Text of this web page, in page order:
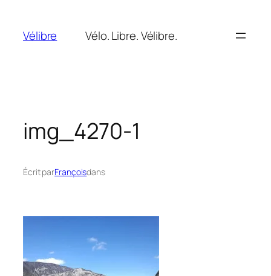
contenu
Vélibre Vélo. Libre. Vélibre.
img_4270-1
Écrit parFrançoisdans